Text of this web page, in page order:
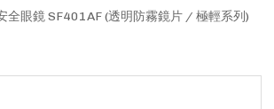
眼鏡 SF401AF (透明防霧鏡片 / 極輕系列)